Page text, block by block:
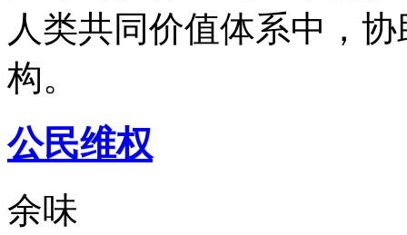
人类共同价值体系中，
构。
公民维权
余味